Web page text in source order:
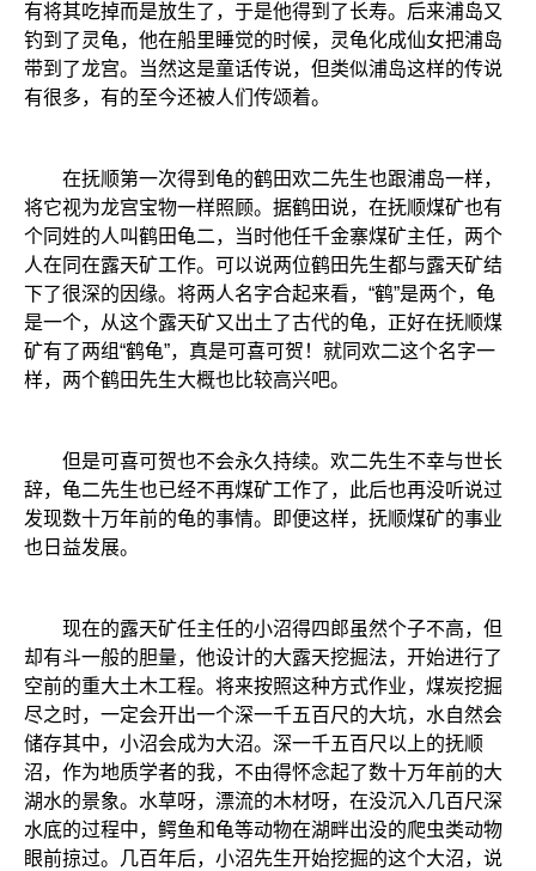
有将其吃掉而是放生了，于是他得到了长寿。后来浦岛又
钓到了灵龟，他在船里睡觉的时候，灵龟化成仙女把浦岛
带到了龙宫。当然这是童话传说，但类似浦岛这样的传说
有很多，有的至今还被人们传颂着。
在抚顺第一次得到龟的鹤田欢二先生也跟浦岛一样，
将它视为龙宫宝物一样照顾。据鹤田说，在抚顺煤矿也有
个同姓的人叫鹤田龟二，当时他任千金寨煤矿主任，两个
人在同在露天矿工作。可以说两位鹤田先生都与露天矿结
下了很深的因缘。将两人名字合起来看，“鹤”是两个，龟
是一个，从这个露天矿又出土了古代的龟，正好在抚顺煤
矿有了两组“鹤龟”，真是可喜可贺！就同欢二这个名字一
样，两个鹤田先生大概也比较高兴吧。
但是可喜可贺也不会永久持续。欢二先生不幸与世长
辞，龟二先生也已经不再煤矿工作了，此后也再没听说过
发现数十万年前的龟的事情。即便这样，抚顺煤矿的事业
也日益发展。
现在的露天矿任主任的小沼得四郎虽然个子不高，但
却有斗一般的胆量，他设计的大露天挖掘法，开始进行了
空前的重大土木工程。将来按照这种方式作业，煤炭挖掘
尽之时，一定会开出一个深一千五百尺的大坑，水自然会
储存其中，小沼会成为大沼。深一千五百尺以上的抚顺
沼，作为地质学者的我，不由得怀念起了数十万年前的大
湖水的景象。水草呀，漂流的木材呀，在没沉入几百尺深
水底的过程中，鳄鱼和龟等动物在湖畔出没的爬虫类动物
眼前掠过。几百年后，小沼先生开始挖掘的这个大沼，说